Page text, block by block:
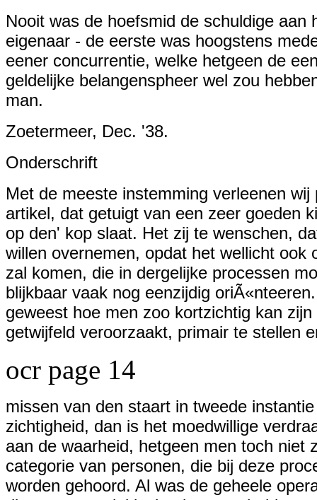
Nooit was de hoefsmid de schuldige
eigenaar - de eerste was hoogstens
eener concurrentie, welke hetgeen de
geldelijke belangenspheer wel zou
man.
Zoetermeer, Dec. '38.
Onderschrift
Met de meeste instemming verleenen
artikel, dat getuigt van een zeer goeden
op den' kop slaat. Het zij te wenschen,
willen overnemen, opdat het wellicht ook
zal komen, die in dergelijke processen
blijkbaar vaak nog eenzijdig
geweest hoe men zoo kortzichtig kan
getwijfeld veroorzaakt, primair te stellen
ocr page 14
missen van den staart in tweede
zichtigheid, dan is het moedwillige
aan de waarheid, hetgeen men toch niet
categorie van personen, die bij deze
worden gehoord. Al was de geheele